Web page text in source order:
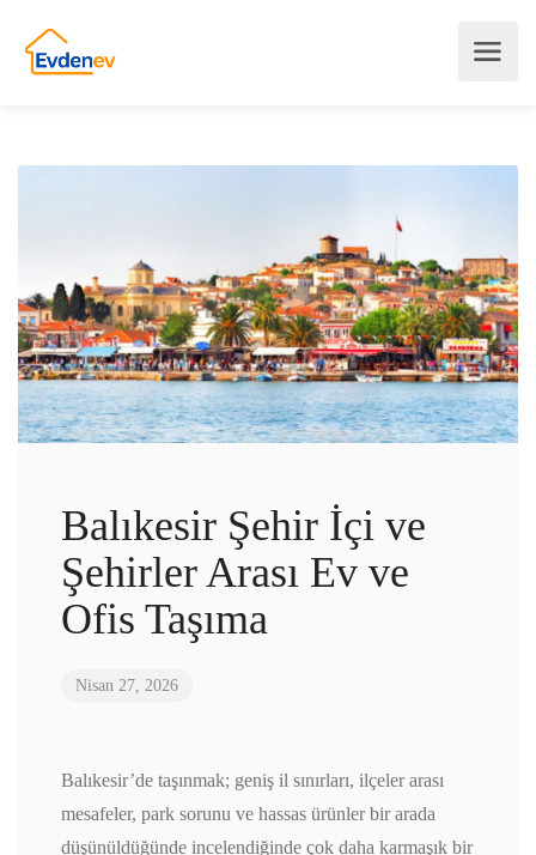
Balıkesir Şehir İçi ve
Şehirler Arası Ev ve
Ofis Taşıma
Nisan 27, 2026
Balıkesir’de taşınmak; geniş il sınırları, ilçeler arası
mesafeler, park sorunu ve hassas ürünler bir arada
düşünüldüğünde incelendiğinde çok daha karmaşık bir